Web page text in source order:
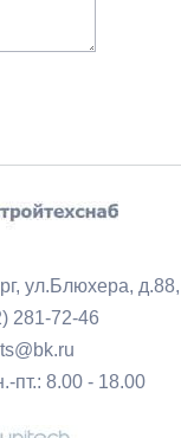
ул.Блюхера,
281-72-46
пт.: 8.00 - 18.00